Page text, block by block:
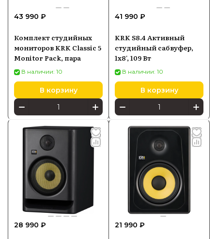
43 990 ₽
Комплект студийных
мониторов KRK Classic 5
Monitor Pack, пара
В наличии: 10
В корзину
41 990 ₽
KRK S8.4 Активный
студийный сабвуфер,
1х8', 109 Вт
В наличии: 10
В корзину
28 990 ₽ 21 990 ₽